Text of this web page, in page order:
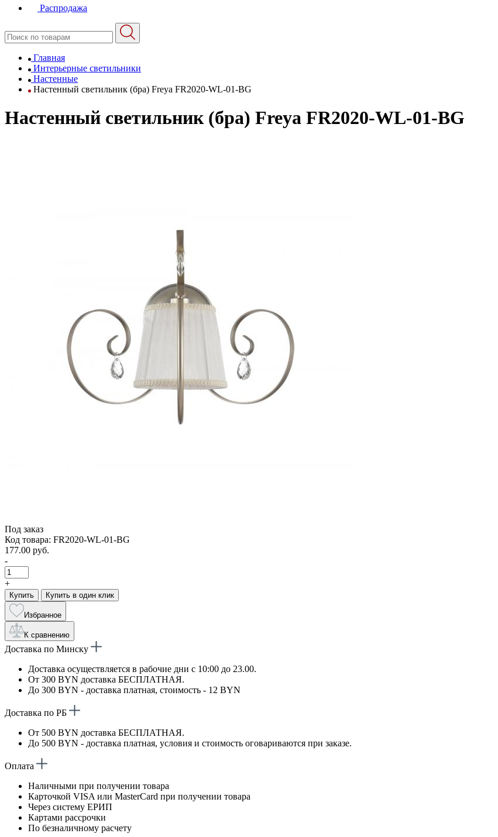
Распродажа
Главная
Интерьерные светильники
Настенные
Настенный светильник (бра) Freya FR2020-WL-01-BG
Настенный светильник (бра) Freya FR2020-WL-01-BG
Под заказ
Код товара: FR2020-WL-01-BG
177.00 руб.
-
+
Купить Купить в один клик
Избранное
К сравнению
Доставка по Минску
Доставка осуществляется в рабочие дни с 10:00 до 23.00.
От 300 BYN доставка БЕСПЛАТНАЯ.
До 300 BYN - доставка платная, стоимость - 12 BYN
Доставка по РБ
От 500 BYN доставка БЕСПЛАТНАЯ.
До 500 BYN - доставка платная, условия и стоимость оговариваются при заказе.
Оплата
Наличными при получении товара
Карточкой VISA или MasterCard при получении товара
Через систему ЕРИП
Картами рассрочки
По безналичному расчету